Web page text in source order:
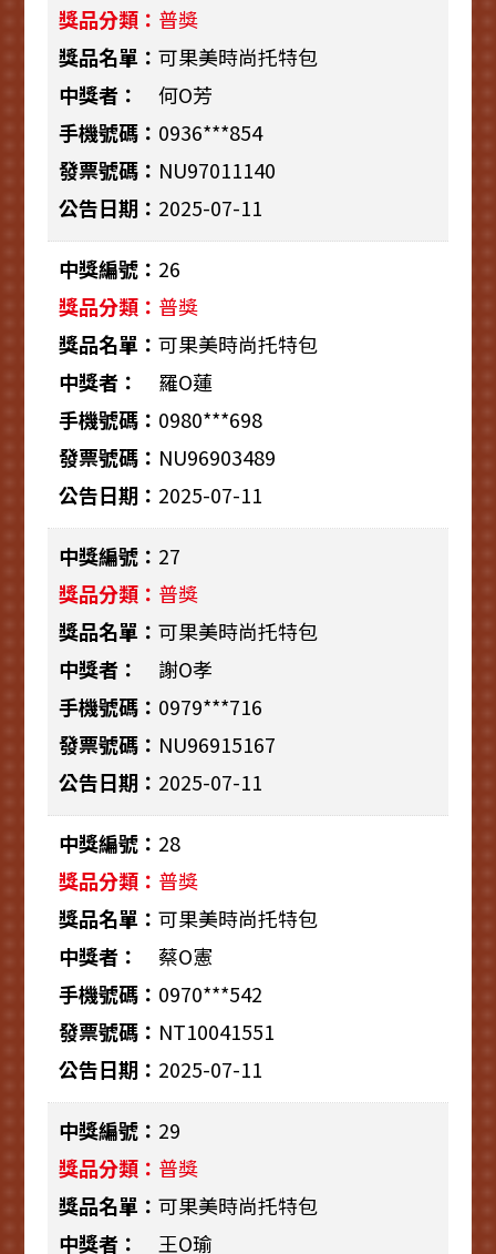
普獎
可果美時尚托特包
何O芳
0936***854
NU97011140
2025-07-11
26
普獎
可果美時尚托特包
羅O蓮
0980***698
NU96903489
2025-07-11
27
普獎
可果美時尚托特包
謝O孝
0979***716
NU96915167
2025-07-11
28
普獎
可果美時尚托特包
蔡O憲
0970***542
NT10041551
2025-07-11
29
普獎
可果美時尚托特包
王O瑜